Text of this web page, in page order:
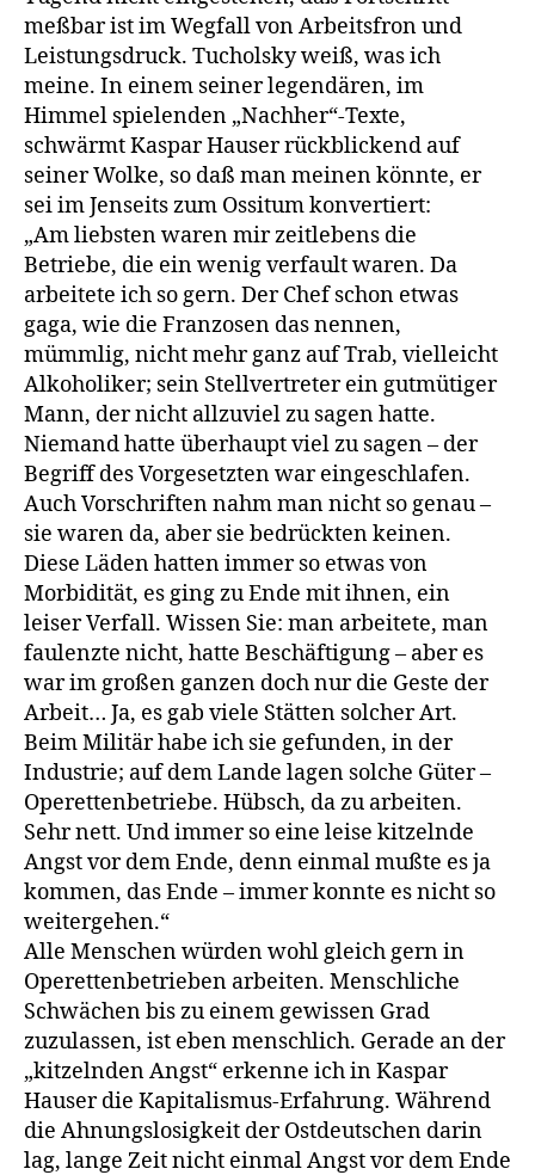
meßbar ist im Wegfall von Arbeitsfron und
Leistungsdruck. Tucholsky weiß, was ich
meine. In einem seiner legendären, im
Himmel spielenden „Nachher“-Texte,
schwärmt Kaspar Hauser rückblickend auf
seiner Wolke, so daß man meinen könnte, er
sei im Jenseits zum Ossitum konvertiert:
„Am liebsten waren mir zeitlebens die
Betriebe, die ein wenig verfault waren. Da
arbeitete ich so gern. Der Chef schon etwas
gaga, wie die Franzosen das nennen,
mümmlig, nicht mehr ganz auf Trab, vielleicht
Alkoholiker; sein Stellvertreter ein gutmütiger
Mann, der nicht allzuviel zu sagen hatte.
Niemand hatte überhaupt viel zu sagen – der
Begriff des Vorgesetzten war eingeschlafen.
Auch Vorschriften nahm man nicht so genau –
sie waren da, aber sie bedrückten keinen.
Diese Läden hatten immer so etwas von
Morbidität, es ging zu Ende mit ihnen, ein
leiser Verfall. Wissen Sie: man arbeitete, man
faulenzte nicht, hatte Beschäftigung – aber es
war im großen ganzen doch nur die Geste der
Arbeit… Ja, es gab viele Stätten solcher Art.
Beim Militär habe ich sie gefunden, in der
Industrie; auf dem Lande lagen solche Güter –
Operettenbetriebe. Hübsch, da zu arbeiten.
Sehr nett. Und immer so eine leise kitzelnde
Angst vor dem Ende, denn einmal mußte es ja
kommen, das Ende – immer konnte es nicht so
weitergehen.“
Alle Menschen würden wohl gleich gern in
Operettenbetrieben arbeiten. Menschliche
Schwächen bis zu einem gewissen Grad
zuzulassen, ist eben menschlich. Gerade an der
„kitzelnden Angst“ erkenne ich in Kaspar
Hauser die Kapitalismus-Erfahrung. Während
die Ahnungslosigkeit der Ostdeutschen darin
lag, lange Zeit nicht einmal Angst vor dem Ende